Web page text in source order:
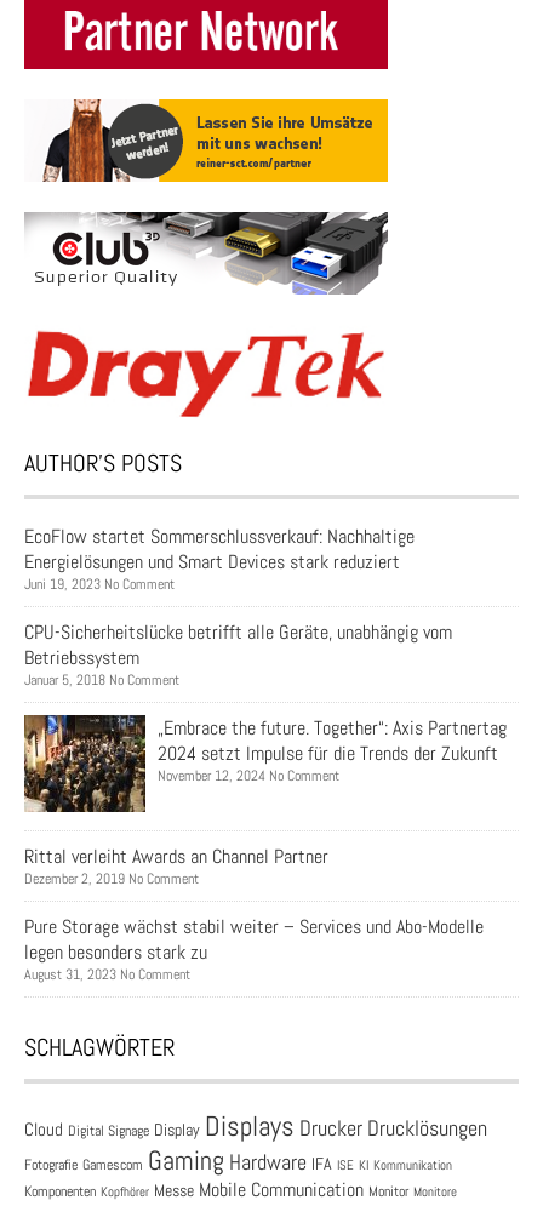
AUTHOR’S POSTS
EcoFlow startet Sommerschlussverkauf: Nachhaltige
Energielösungen und Smart Devices stark reduziert
Juni 19, 2023 No Comment
CPU-Sicherheitslücke betrifft alle Geräte, unabhängig vom
Betriebssystem
Januar 5, 2018 No Comment
„Embrace the future. Together“: Axis Partnertag
2024 setzt Impulse für die Trends der Zukunft
November 12, 2024 No Comment
Rittal verleiht Awards an Channel Partner
Dezember 2, 2019 No Comment
Pure Storage wächst stabil weiter – Services und Abo-Modelle
legen besonders stark zu
August 31, 2023 No Comment
SCHLAGWÖRTER
Cloud Digital Signage Display Displays Drucker Drucklösungen
Fotografie Gamescom Gaming Hardware IFA ISE KI Kommunikation
Komponenten Kopfhörer Messe Mobile Communication Monitor Monitore